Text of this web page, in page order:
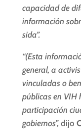
capacidad de
información
sida”.
“(Esta
general, a
vinculadas o
públicas en VIH
participación
gobiernos”, dijo